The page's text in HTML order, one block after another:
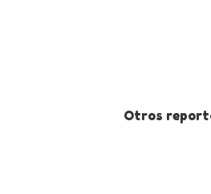
Otros